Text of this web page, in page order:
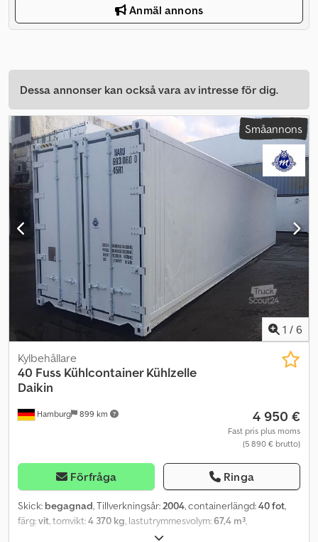
Anmäl annons
Dessa annonser kan också vara av intresse för dig.
Småannons
1 / 6
Hamburg 899 km
Kylbehållare
40 Fuss Kühlcontainer Kühlzelle
Daikin
4 950 €
Fast pris plus moms
(5 890 € brutto)
Förfråga Ringa
Skick: begagnad, Tillverkningsår: 2004, containerlängd:40 fot,
färg:vit , tomvikt:4 370 kg , lastutrymmesvolym:67,4 m³
, lastutrymmets längd: